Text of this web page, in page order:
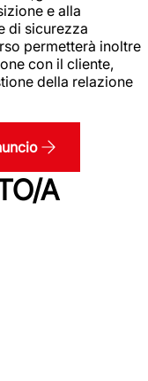
e alla
di sicurezza
permetterà inoltre
con il cliente,
della relazione
A